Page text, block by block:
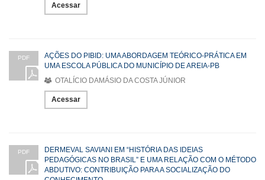
Acessar
PDF
AÇÕES DO PIBID: UMA ABORDAGEM TEÓRICO-PRÁTICA EM
UMA ESCOLA PÚBLICA DO MUNICÍPIO DE AREIA-PB
OTALÍCIO DAMÁSIO DA COSTA JÚNIOR
Acessar
PDF
DERMEVAL SAVIANI EM “HISTÓRIA DAS IDEIAS
PEDAGÓGICAS NO BRASIL” E UMA RELAÇÃO COM O MÉTODO
ABDUTIVO: CONTRIBUIÇÃO PARA A SOCIALIZAÇÃO DO